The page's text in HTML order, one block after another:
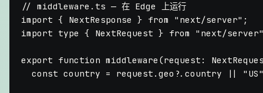
// middleware.ts — 在 Edge 上运行
import { NextResponse } from "next/server"
import type { NextRequest } from "next/
export function middleware (request :
const country = request. geo ?. country ||